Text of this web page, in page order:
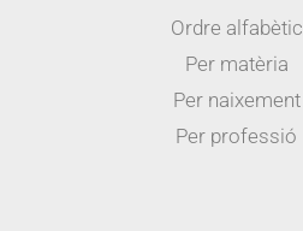
Ordre alfabètic
Per matèria
Per naixement
Per professió